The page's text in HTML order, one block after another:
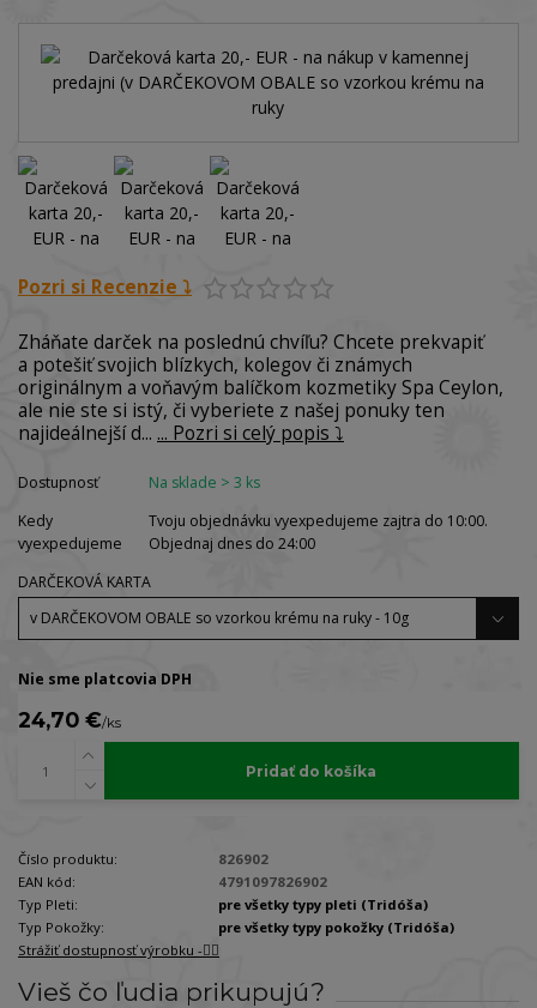
Pozri si Recenzie ⤵️
Zháňate darček na poslednú chvíľu? Chcete prekvapiť
a potešiť svojich blízkych, kolegov či známych
originálnym a voňavým balíčkom kozmetiky Spa Ceylon,
ale nie ste si istý, či vyberiete z našej ponuky ten
najideálnejší d... ... Pozri si celý popis ⤵️
Dostupnosť
Na sklade > 3 ks
Kedy
vyexpedujeme
Tvoju objednávku vyexpedujeme zajtra do 10:00.
Objednaj dnes do 24:00
DARČEKOVÁ KARTA
Nie sme platcovia DPH
24,70 €/ks
Pridať do košíka
Číslo produktu:
826902
EAN kód:
4791097826902
Typ Pleti:
pre všetky typy pleti (Tridóša)
Typ Pokožky:
pre všetky typy pokožky (Tridóša)
Strážiť dostupnosť výrobku -🐕‍🦺
Vieš čo ľudia prikupujú?